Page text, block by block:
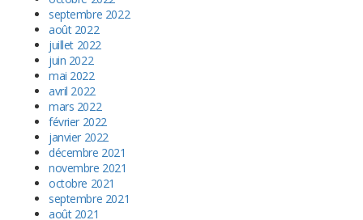
septembre 2022
août 2022
juillet 2022
juin 2022
mai 2022
avril 2022
mars 2022
février 2022
janvier 2022
décembre 2021
novembre 2021
octobre 2021
septembre 2021
août 2021